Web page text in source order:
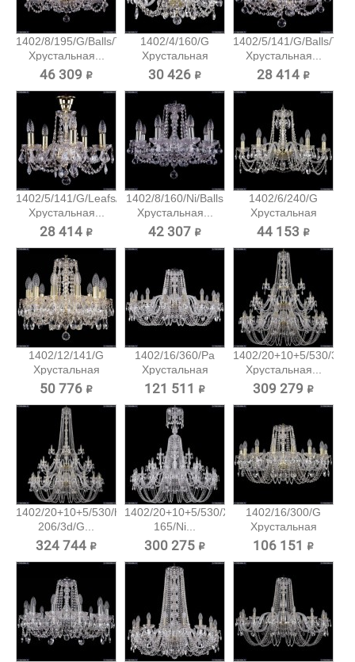
1402/8/195/G/Balls/Tube
Хрустальная...
46 309 ₽
1402/4/160/G
Хрустальная
подвесная...
30 426 ₽
1402/5/141/G/Balls/
Хрустальная...
28 414 ₽
1402/5/141/G/Leafs/Tube
Хрустальная...
28 414 ₽
1402/8/160/Ni/Balls
Хрустальная...
42 307 ₽
1402/6/240/G
Хрустальная
подвесная...
44 153 ₽
1402/12/141/G
Хрустальная
подвесная...
50 776 ₽
1402/16/360/Pa
Хрустальная
подвесная...
121 511 ₽
1402/20+10+5/530/3d/G
Хрустальная...
309 279 ₽
1402/20+10+5/530/h-
206/3d/G...
324 744 ₽
1402/20+10+5/530/XL-
165/Ni...
300 275 ₽
1402/16/300/G
Хрустальная
подвесная...
106 151 ₽